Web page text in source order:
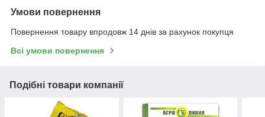
Умови повернення
Повернення товару впродовж 14 днів за рахунок покупця
Всі умови повернення
Подібні товари компанії